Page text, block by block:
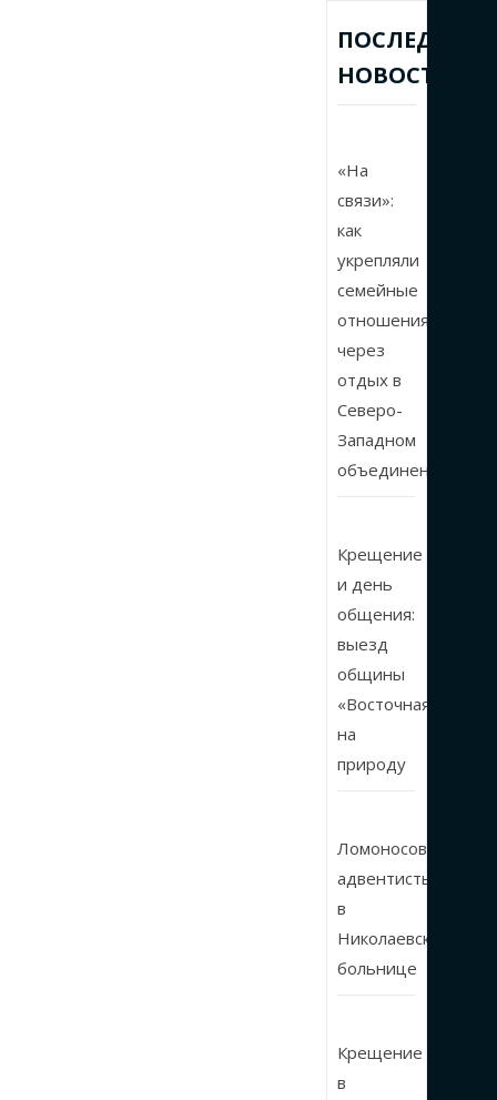
ПОСЛЕДНИЕ
НОВОСТИ
«На
связи»:
как
укрепляли
семейные
отношения
через
отдых в
Северо-
Западном
объединении
Крещение
и день
общения:
выезд
общины
«Восточная»
на
природу
Ломоносовские
адвентисты
в
Николаевской
больнице
Крещение
в